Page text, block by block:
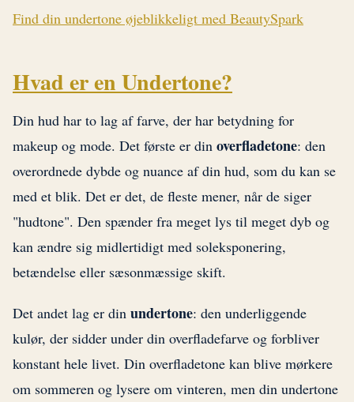
Find din undertone øjeblikkeligt med BeautySpark
Hvad er en Undertone?
Din hud har to lag af farve, der har betydning for
makeup og mode. Det første er din overfladetone: den
overordnede dybde og nuance af din hud, som du kan se
med et blik. Det er det, de fleste mener, når de siger
"hudtone". Den spænder fra meget lys til meget dyb og
kan ændre sig midlertidigt med soleksponering,
betændelse eller sæsonmæssige skift.
Det andet lag er din undertone: den underliggende
kulør, der sidder under din overfladefarve og forbliver
konstant hele livet. Din overfladetone kan blive mørkere
om sommeren og lysere om vinteren, men din undertone